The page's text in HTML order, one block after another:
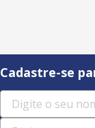
Cadastre-se